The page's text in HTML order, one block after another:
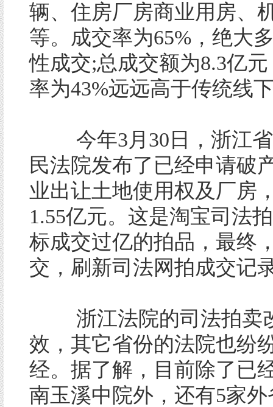
辆、住房厂房商业用房、
等。成交率为65%，绝大
性成交;总成交额为8.3亿
率为43%远远高于传统线
今年3月30日，浙江省
民法院发布了已经申请破
业出让土地使用权及厂房
1.55亿元。这是淘宝司法
标成交过亿的拍品，最终
交，刷新司法网拍成交记
浙江法院的司法拍卖
效，其它省份的法院也纷
经。据了解，目前除了已
南玉溪中院外，还有5家